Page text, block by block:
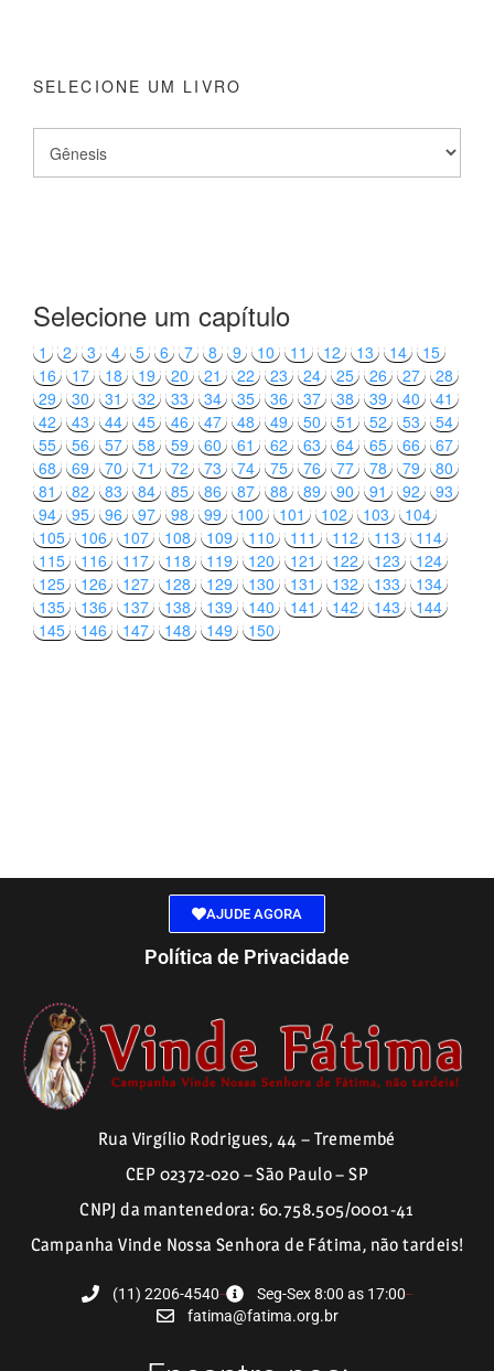
SELECIONE UM LIVRO
Selecione um capítulo
1 2 3 4 5 6 7 8 9 10 11 12 13 14
15
16
17 18 19 20 21 22 23 24 25 26 27
28
29
30 31 32 33 34 35 36 37 38 39 40
41
42
43 44 45 46 47 48 49 50 51 52 53
54
55
56 57 58 59 60 61 62 63 64 65 66
67
68
69 70 71 72 73 74 75 76 77 78 79
80
81
82 83 84 85 86 87 88 89 90 91 92
93
94
95 96 97 98 99 100 101 102 103
104
105
106 107 108 109 110 111 112 113
114
115
116 117 118 119 120 121 122 123
124
125
126 127 128 129 130 131 132 133
134
135
136 137 138 139 140 141 142 143
144
145
146 147 148 149 150
AJUDE AGORA
Política de Privacidade
Rua Virgílio Rodrigues, 44 – Tremembé
CEP 02372-020 – São Paulo – SP
CNPJ da mantenedora: 60.758.505/0001-41
Campanha Vinde Nossa Senhora de Fátima, não tardeis!
(11) 2206-4540
Seg-Sex 8:00 as 17:00
fatima@fatima.org.br